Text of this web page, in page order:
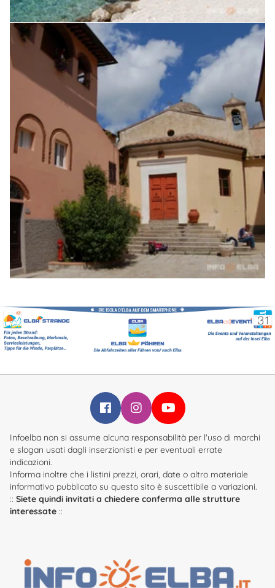
Infoelba su Facebook
Infoelba su Instagram
Infoelba su YouTube
Infoelba non si assume alcuna responsabilità per l'uso di marchi
e slogan usati dagli inserzionisti e per eventuali errate
indicazioni.
Informa inoltre che i listini prezzi, orari, date o altro materiale
informativo pubblicato su questo sito è suscettibile a variazioni.
:: Siete quindi invitati a chiedere conferma alle strutture
interessate ::